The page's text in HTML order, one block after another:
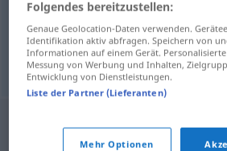
Milieun okolina
Folgendes bereitzustellen:
Genaue Geolocation-Daten verwenden.
Identifikation aktiv abfragen. Speichern von
Informationen auf einem Gerät.
Messung von Werbung und Inhalten,
Entwicklung von Dienstleistungen.
Liste der Partner (Lieferanten)
Mehr Optionen